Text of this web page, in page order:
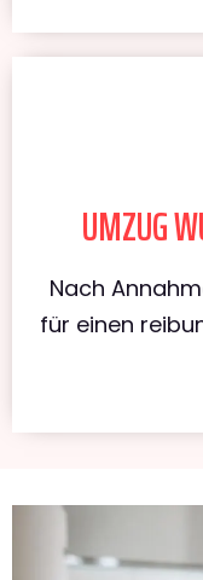
UMZUG
Nach
für einen